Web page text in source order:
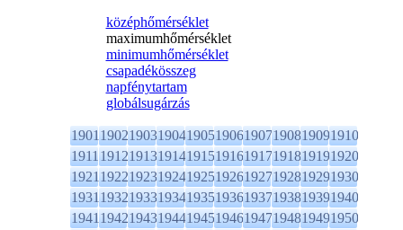
középhőmérséklet
maximumhőmérséklet
minimumhőmérséklet
csapadékösszeg
napfénytartam
globálsugárzás
1901190219031904190519061907190819091910
1911191219131914191519161917191819191920
1921192219231924192519261927192819291930
1931193219331934193519361937193819391940
1941194219431944194519461947194819491950